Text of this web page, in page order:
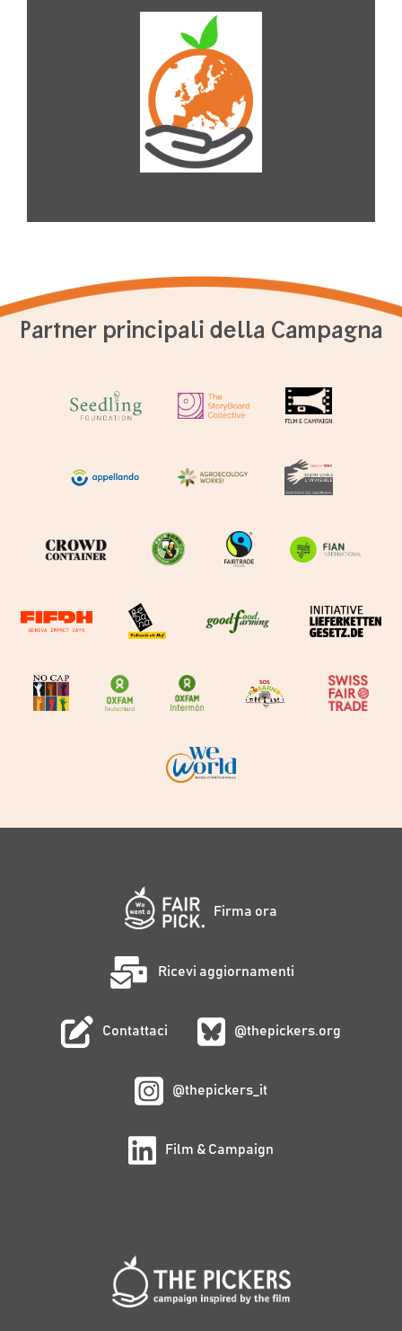
Partner principali della Campagna
Firma ora
Ricevi aggiornamenti
Contattaci @thepickers.org
@thepickers_it
Film & Campaign